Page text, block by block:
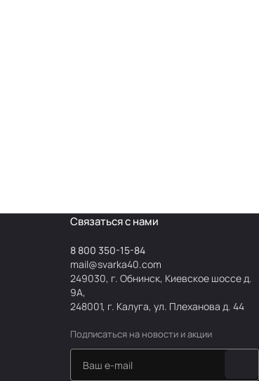
Связаться с нами
8 800 350-15-84
mail@svarka40.com
249030, г. Обнинск, Киевское шоссе д.
9А,
248001, г. Калуга, ул. Плеханова д. 44
Подписаться на новости и акции